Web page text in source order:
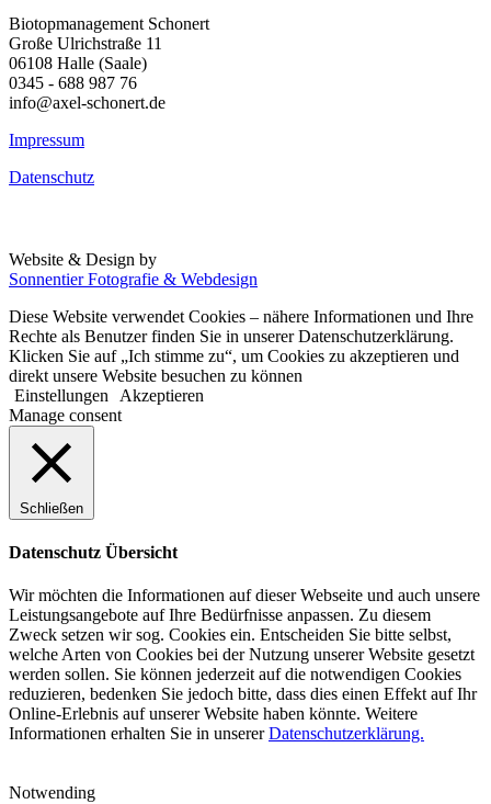
Biotopmanagement Schonert
Große Ulrichstraße 11
06108 Halle (Saale)
0345 - 688 987 76
info@axel-schonert.de
Impressum
Datenschutz
Website & Design by
Sonnentier Fotografie & Webdesign
Diese Website verwendet Cookies – nähere Informationen und Ihre
Rechte als Benutzer finden Sie in unserer Datenschutzerklärung.
Klicken Sie auf „Ich stimme zu“, um Cookies zu akzeptieren und
direkt unsere Website besuchen zu können
Einstellungen
Akzeptieren
Manage consent
Schließen
Datenschutz Übersicht
Wir möchten die Informationen auf dieser Webseite und auch unsere
Leistungsangebote auf Ihre Bedürfnisse anpassen. Zu diesem
Zweck setzen wir sog. Cookies ein. Entscheiden Sie bitte selbst,
welche Arten von Cookies bei der Nutzung unserer Website gesetzt
werden sollen. Sie können jederzeit auf die notwendigen Cookies
reduzieren, bedenken Sie jedoch bitte, dass dies einen Effekt auf Ihr
Online-Erlebnis auf unserer Website haben könnte. Weitere
Informationen erhalten Sie in unsererDatenschutzerklärung.
Notwending